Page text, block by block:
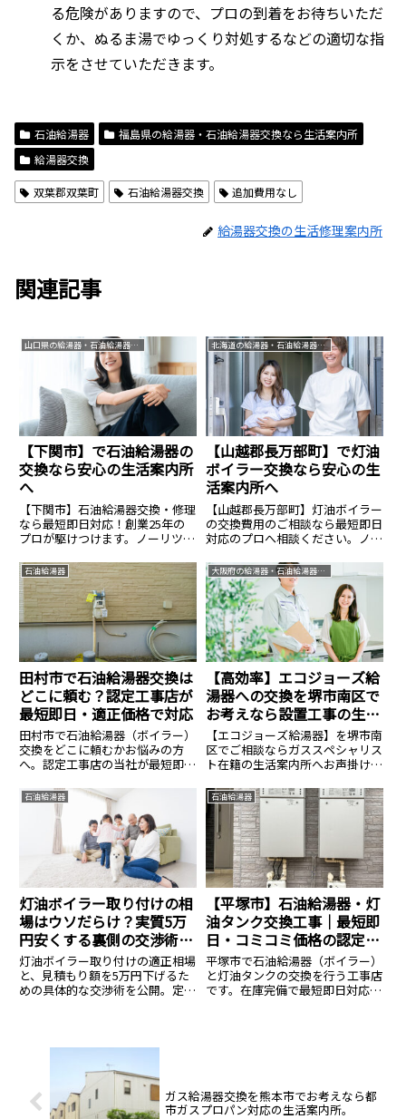
る危険がありますので、プロの到着をお待ちいただ
くか、ぬるま湯でゆっくり対処するなどの適切な指
示をさせていただきます。
石油給湯器
福島県の給湯器・石油給湯器交換なら生活案内所
給湯器交換
双葉郡双葉町 石油給湯器交換 追加費用なし
給湯器交換の生活修理案内所
関連記事
山口県の給湯器・石油給湯器交換なら生活案内所
【下関市】で石油給湯器の
交換なら安心の生活案内所
へ
【下関市】石油給湯器交換・修理
なら最短即日対応！創業25年の
プロが駆けつけます。ノーリツ・
14.8万円〜。見積無料・24時間
365日受付中。安心の生活案内所
へ。
北海道の給湯器・石油給湯器交換なら生活案内所
【山越郡長万部町】で灯油
ボイラー交換なら安心の生
活案内所へ
【山越郡長万部町】灯油ボイラー
の交換費用のご相談なら最短即日
対応のプロへ相談ください。ノー
費用のご相談は14.8万円〜。見積
無料・24時間365日受付中。安心
の生活案内所へ。
石油給湯器
田村市で石油給湯器交換は
どこに頼む？認定工事店が
最短即日・適正価格で対応
田村市で石油給湯器（ボイラー）
交換をどこに頼むかお悩みの方
へ。認定工事店の当社が最短即日
フィールの在庫多数。寒冷地特有
の凍結対策も万全に、資格保有者
が工事費込みの適正価格で施工。
見積もり無料。
大阪府の給湯器・石油給湯器交換なら生活案内所
【高効率】エコジョーズ給
湯器への交換を堺市南区で
お考えなら設置工事の生活
案内所へ
【エコジョーズ給湯器】を堺市南
区でご相談ならガススペシャリス
ト在籍の生活案内所へお声掛けく
メーカー対応、費用相場のご相談
は14.8万円〜。見積無料・24時間
365日受付中。安心の生活案内所
へ。
石油給湯器
灯油ボイラー取り付けの相
場はウソだらけ？実質5万
円安くする裏側の交渉術を
今すぐ公開
灯油ボイラー取り付けの適正相場
と、見積もり額を5万円下げるた
めの具体的な交渉術を公開。定価
石油給湯器
【平塚市】石油給湯器・灯
油タンク交換工事｜最短即
日・コミコミ価格の認定施
工店
平塚市で石油給湯器（ボイラー）
と灯油タンクの交換を行う工事店
です。在庫完備で最短即日対応。
ガス給湯器交換を熊本市でお考えなら都
市ガスプロパン対応の生活案内所。